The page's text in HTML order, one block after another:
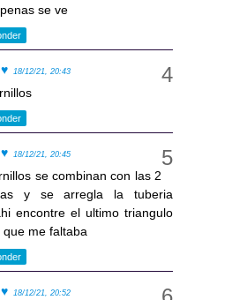
se ve
18/12/21, 20:43
18/12/21, 20:45
se combinan con las 2
y se arregla la tuberia
encontre el ultimo triangulo
que me faltaba
18/12/21, 20:52